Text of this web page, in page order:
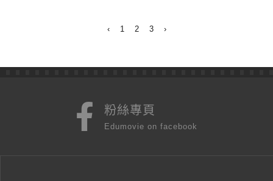
‹ 1 2 3 ›
粉絲專頁
Edumovie on facebook